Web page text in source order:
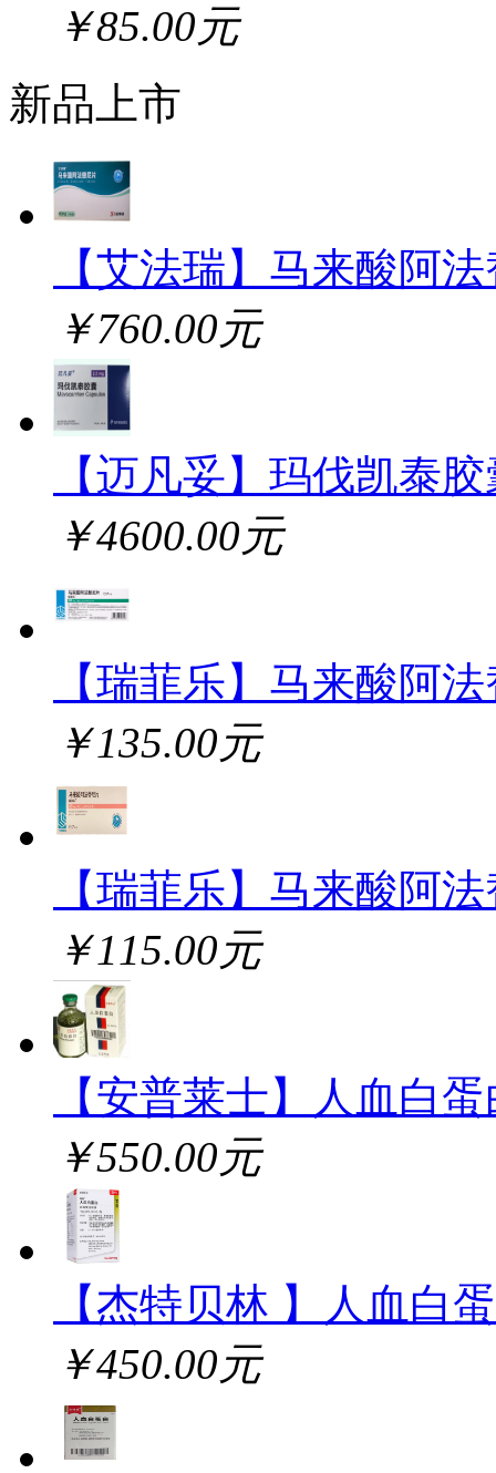
￥85.00元
新品上市
【艾法瑞】马来酸阿
￥760.00元
【迈凡妥】玛伐凯泰
￥4600.00元
【瑞菲乐】马来酸阿
￥135.00元
【瑞菲乐】马来酸阿
￥115.00元
【安普莱士】人血白
￥550.00元
【杰特贝林 】人血白
￥450.00元